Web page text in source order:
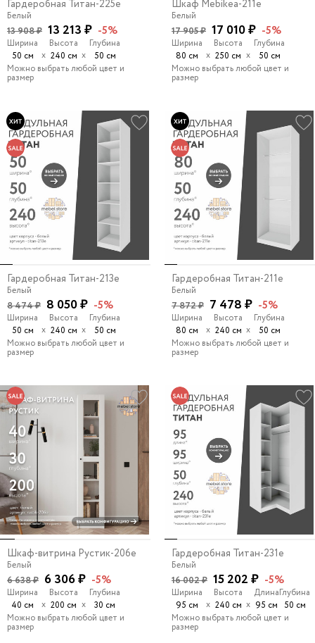
Гардеробная Титан-225e
Белый
13 908 ₽ 13 213 ₽ -5%
Ширина
50 см
х
Высота
240 см х
Глубина
50 см
Можно выбрать любой цвет и
размер
Шкаф Mebikea-211e
Белый
17 905 ₽ 17 010 ₽ -5%
Ширина
80 см
х
Высота
250 см х
Глубина
50 см
Можно выбрать любой цвет и
размер
Гардеробная Титан-213e
Белый
8 474 ₽ 8 050 ₽ -5%
Ширина
50 см
х
Высота
240 см х
Глубина
50 см
Можно выбрать любой цвет и
размер
Гардеробная Титан-211e
Белый
7 872 ₽ 7 478 ₽ -5%
Ширина
80 см
х
Высота
240 см х
Глубина
50 см
Можно выбрать любой цвет и
размер
Шкаф-витрина Рустик-206e
Белый
6 638 ₽ 6 306 ₽ -5%
Ширина
40 см
х
Высота
200 см х
Глубина
30 см
Можно выбрать любой цвет и
размер
Гардеробная Титан-231e
Белый
16 002 ₽ 15 202 ₽ -5%
Ширина
95 см
х
Высота
240 см х
Длина
95 см
Глубина
50 см
Можно выбрать любой цвет и
размер